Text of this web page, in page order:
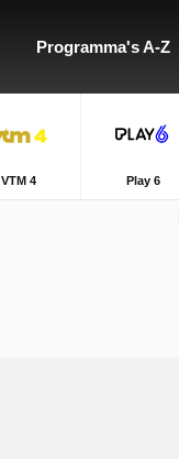
Programma's A-Z
VTM 4 Play 6